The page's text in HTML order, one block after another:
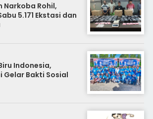
Narkoba Rohil,
5.171 Ekstasi dan
Indonesia,
Gelar Bakti Sosial